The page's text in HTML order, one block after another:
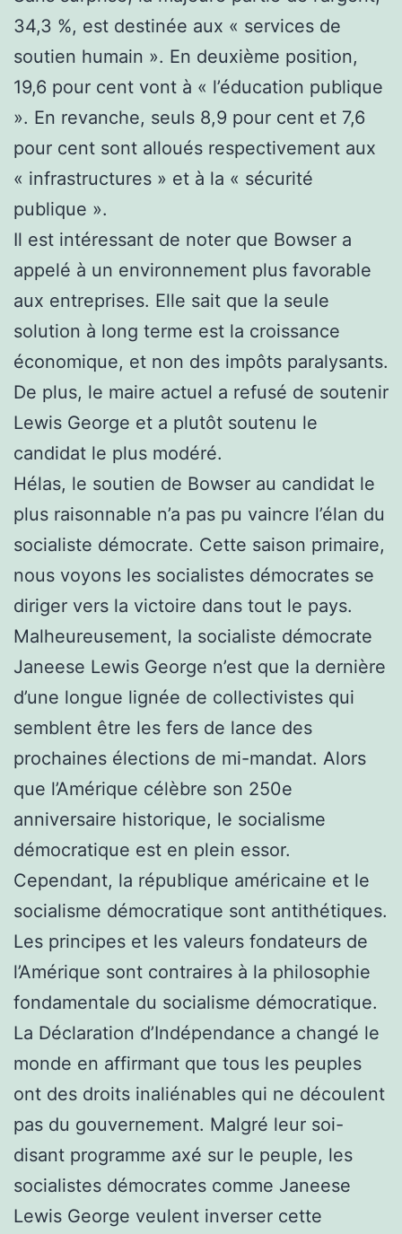
34,3 %, est destinée aux « services de
soutien humain ». En deuxième position,
19,6 pour cent vont à « l’éducation publique
». En revanche, seuls 8,9 pour cent et 7,6
pour cent sont alloués respectivement aux
« infrastructures » et à la « sécurité
publique ».
Il est intéressant de noter que Bowser a
appelé à un environnement plus favorable
aux entreprises. Elle sait que la seule
solution à long terme est la croissance
économique, et non des impôts paralysants.
De plus, le maire actuel a refusé de soutenir
Lewis George et a plutôt soutenu le
candidat le plus modéré.
Hélas, le soutien de Bowser au candidat le
plus raisonnable n’a pas pu vaincre l’élan du
socialiste démocrate. Cette saison primaire,
nous voyons les socialistes démocrates se
diriger vers la victoire dans tout le pays.
Malheureusement, la socialiste démocrate
Janeese Lewis George n’est que la dernière
d’une longue lignée de collectivistes qui
semblent être les fers de lance des
prochaines élections de mi-mandat. Alors
que l’Amérique célèbre son 250e
anniversaire historique, le socialisme
démocratique est en plein essor.
Cependant, la république américaine et le
socialisme démocratique sont antithétiques.
Les principes et les valeurs fondateurs de
l’Amérique sont contraires à la philosophie
fondamentale du socialisme démocratique.
La Déclaration d’Indépendance a changé le
monde en affirmant que tous les peuples
ont des droits inaliénables qui ne découlent
pas du gouvernement. Malgré leur soi-
disant programme axé sur le peuple, les
socialistes démocrates comme Janeese
Lewis George veulent inverser cette